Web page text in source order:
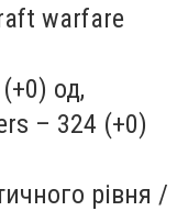
warfare
од,
– 324 (+0)
рівня /